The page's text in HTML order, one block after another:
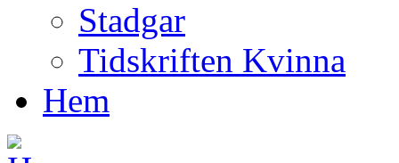
Stadgar
Tidskriften Kvinna
Hem